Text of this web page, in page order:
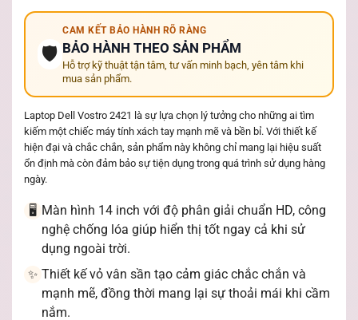
🛡️
CAM KẾT BẢO HÀNH RÕ RÀNG
BẢO HÀNH THEO SẢN PHẨM
Hỗ trợ kỹ thuật tận tâm, tư vấn minh bạch, yên tâm khi
mua sản phẩm.
Laptop Dell Vostro 2421 là sự lựa chọn lý tưởng cho những ai tìm
kiếm một chiếc máy tính xách tay mạnh mẽ và bền bỉ. Với thiết kế
hiện đại và chắc chắn, sản phẩm này không chỉ mang lại hiệu suất
ổn định mà còn đảm bảo sự tiện dụng trong quá trình sử dụng hàng
ngày.
🖥️ Màn hình 14 inch với độ phân giải chuẩn HD, công
nghệ chống lóa giúp hiển thị tốt ngay cả khi sử
dụng ngoài trời.
✨ Thiết kế vỏ vân sần tạo cảm giác chắc chắn và
mạnh mẽ, đồng thời mang lại sự thoải mái khi cầm
nắm.